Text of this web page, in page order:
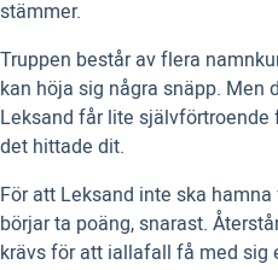
stämmer.
Truppen består av flera
kan höja sig några snäpp. Men
Leksand får lite
det hittade dit.
För att Leksand inte ska
börjar ta poäng, snarast.
krävs för att iallafall få med sig